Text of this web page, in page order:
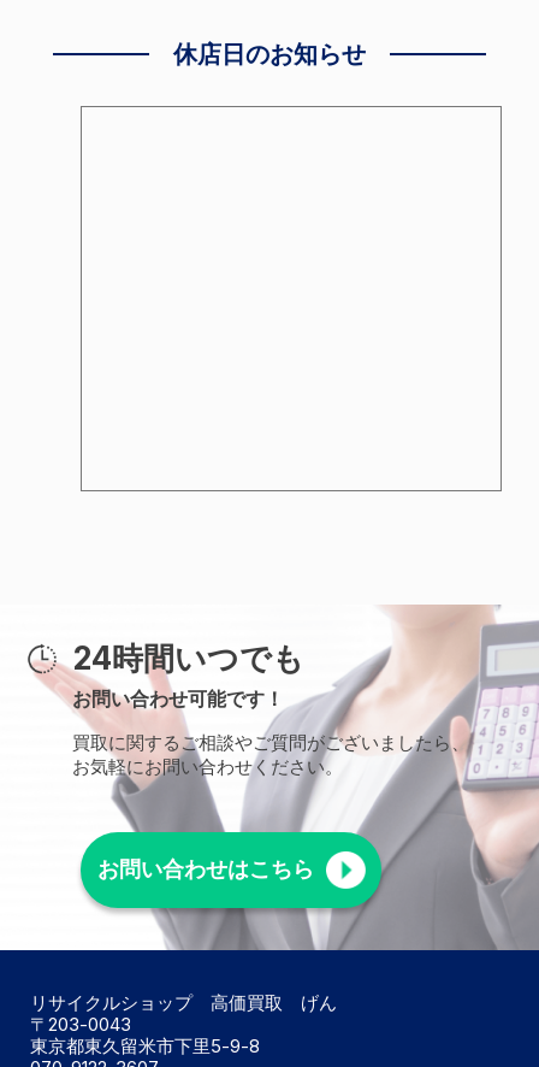
休店日のお知らせ
24時間いつでも
お問い合わせ可能です！
買取に関するご相談やご質問がございましたら、
お気軽にお問い合わせください。
お問い合わせはこちら
リサイクルショップ 高価買取 げん
〒203-0043
東京都東久留米市下里5-9-8